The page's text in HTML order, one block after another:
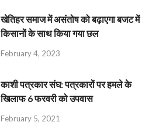
खेतिहर समाज में असंतोष को बढ़ाएगा बजट में
किसानों के साथ किया गया छल
February 4, 2023
काशी पत्रकार संघ: पत्रकारों पर हमले के
खिलाफ 6 फरवरी को उपवास
February 5, 2021